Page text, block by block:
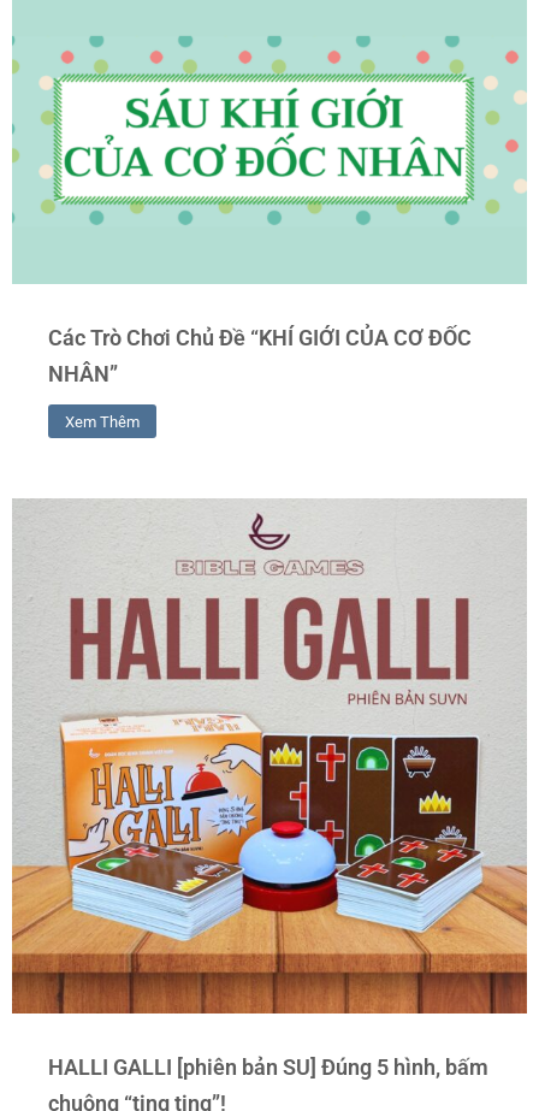
Các Trò Chơi Chủ Đề “KHÍ GIỚI CỦA CƠ ĐỐC
NHÂN”
Xem Thêm
HALLI GALLI [phiên bản SU] Đúng 5 hình, bấm
chuông “ting ting”!